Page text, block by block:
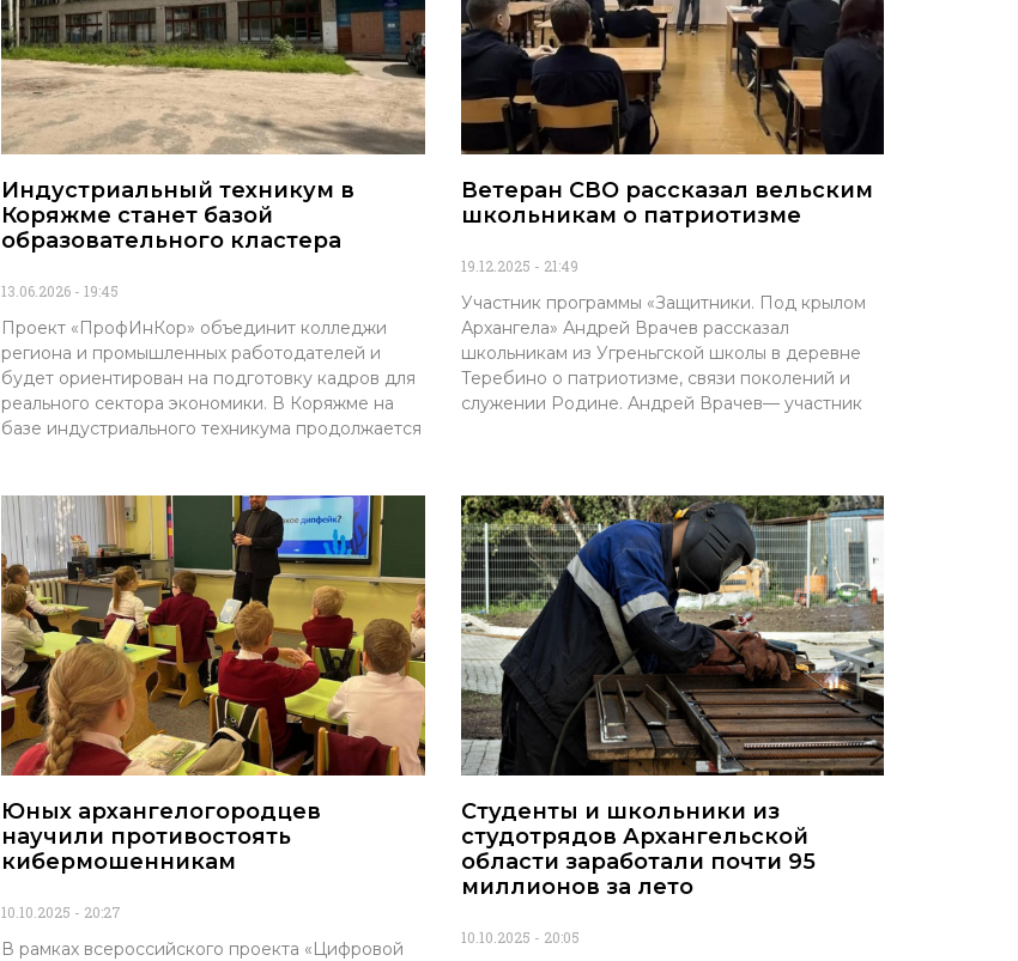
Индустриальный техникум в
Коряжме станет базой
образовательного кластера
13.06.2026 19:45
Проект «ПрофИнКор» объединит колледжи
региона и промышленных работодателей и
будет ориентирован на подготовку кадров для
реального сектора экономики. В Коряжме на
базе индустриального техникума продолжается
Ветеран СВО рассказал вельским
школьникам о патриотизме
19.12.2025 21:49
Участник программы «Защитники. Под крылом
Архангела» Андрей Врачев рассказал
школьникам из Угреньгской школы в деревне
Теребино о патриотизме, связи поколений и
служении Родине. Андрей Врачев— участник
Юных архангелогородцев
научили противостоять
кибермошенникам
10.10.2025 20:27
В рамках всероссийского проекта «Цифровой
Студенты и школьники из
студотрядов Архангельской
области заработали почти 95
миллионов за лето
10.10.2025 20:05